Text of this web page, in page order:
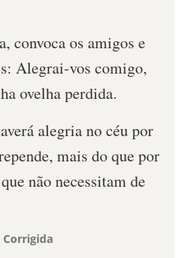
convoca os amigos e
Alegrai-vos comigo,
ovelha perdida.
alegria no céu por
mais do que por
não necessitam de
Corrigida